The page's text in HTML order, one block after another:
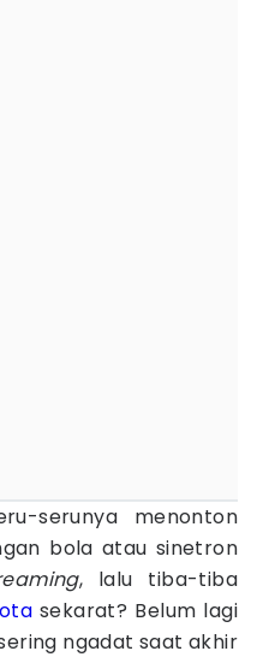
serunya menonton
bola atau sinetron
, lalu tiba-tiba
sekarat? Belum lagi
ngadat saat akhir